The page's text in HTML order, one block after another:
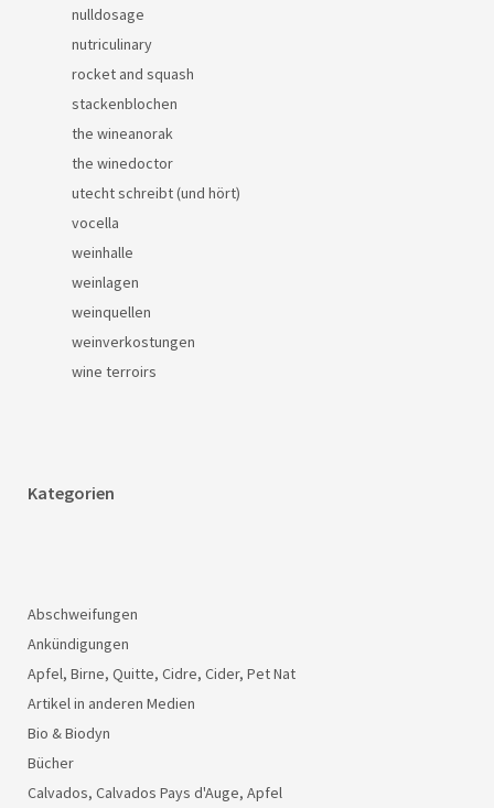
nulldosage
nutriculinary
rocket and squash
stackenblochen
the wineanorak
the winedoctor
utecht schreibt (und hört)
vocella
weinhalle
weinlagen
weinquellen
weinverkostungen
wine terroirs
Kategorien
Abschweifungen
Ankündigungen
Apfel, Birne, Quitte, Cidre, Cider, Pet Nat
Artikel in anderen Medien
Bio & Biodyn
Bücher
Calvados, Calvados Pays d'Auge, Apfel